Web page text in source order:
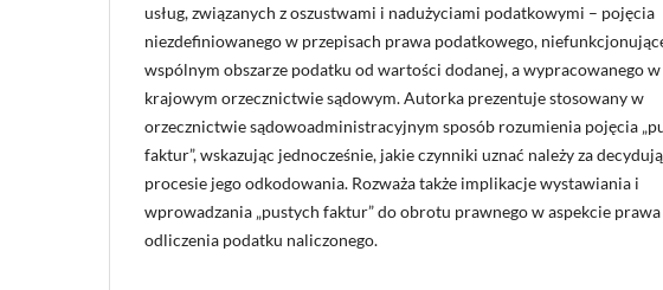
usług, związanych z oszustwami i nadużyciami podatkowymi – pojęcia
niezdefiniowanego w przepisach prawa podatkowego,
wspólnym obszarze podatku od wartości dodanej, a wypracowanego w
krajowym orzecznictwie sądowym. Autorka prezentuje stosowany w
orzecznictwie sądowoadministracyjnym sposób rozumienia pojęcia
faktur”, wskazując jednocześnie, jakie czynniki uznać należy za
procesie jego odkodowania. Rozważa także implikacje wystawiania i
wprowadzania „pustych faktur” do obrotu prawnego w aspekcie
odliczenia podatku naliczonego.